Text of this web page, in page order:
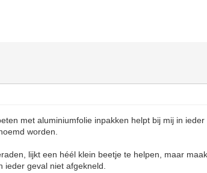
met aluminiumfolie inpakken helpt bij mij in
worden.
lijkt een héél klein beetje te helpen, maar
ieder geval niet afgekneld.